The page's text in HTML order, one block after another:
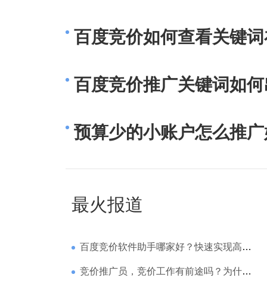
百度竞价如何查看关键
百度竞价推广关键词如
预算少的小账户怎么推
最火报道
百度竞价软件助手哪家好？快速实现高回报哪家强？
竞价推广员，竞价工作有前途吗？为什么待遇那么高